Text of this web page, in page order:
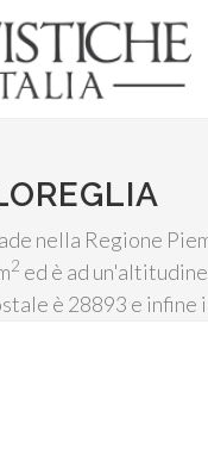
nella Regione
2 ed è ad
è 28893 e infine